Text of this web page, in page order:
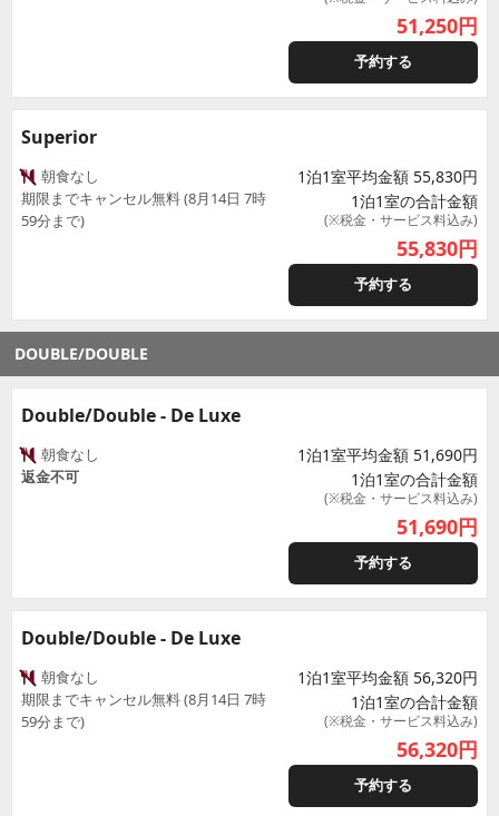
51,250円
予約する
Superior
朝食なし
期限までキャンセル無料 (8月14日 7時
59分まで)
1泊1室平均金額 55,830円
1泊1室の合計金額
(※税金・サービス料込み)
55,830円
予約する
DOUBLE/DOUBLE
Double/Double - De Luxe
朝食なし
返金不可
1泊1室平均金額 51,690円
1泊1室の合計金額
(※税金・サービス料込み)
51,690円
予約する
Double/Double - De Luxe
朝食なし
期限までキャンセル無料 (8月14日 7時
59分まで)
1泊1室平均金額 56,320円
1泊1室の合計金額
(※税金・サービス料込み)
56,320円
予約する